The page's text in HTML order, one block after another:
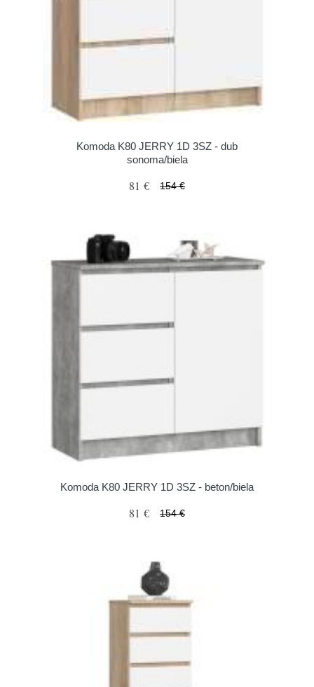
Komoda K80 JERRY 1D 3SZ - dub
sonoma/biela
81 € 154 €
Komoda K80 JERRY 1D 3SZ - beton/biela
81 € 154 €